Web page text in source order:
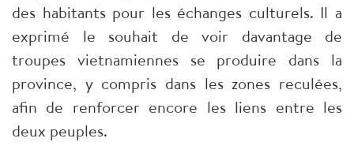
des habitants pour les échanges culturels. Il a
exprimé le souhait de voir davantage de
troupes vietnamiennes se produire dans la
province, y compris dans les zones reculées,
afin de renforcer encore les liens entre les
deux peuples.